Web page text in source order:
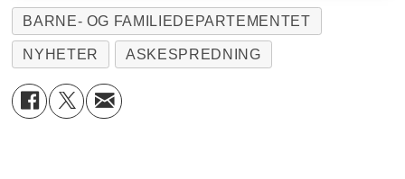
BARNE- OG FAMILIEDEPARTEMENTET
NYHETER ASKESPREDNING